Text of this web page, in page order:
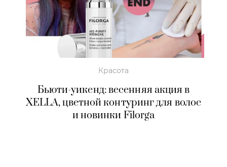
Красота
Бьюти-уикенд: весенняя акция в
XELLA, цветной контуринг для волос
и новинки Filorga